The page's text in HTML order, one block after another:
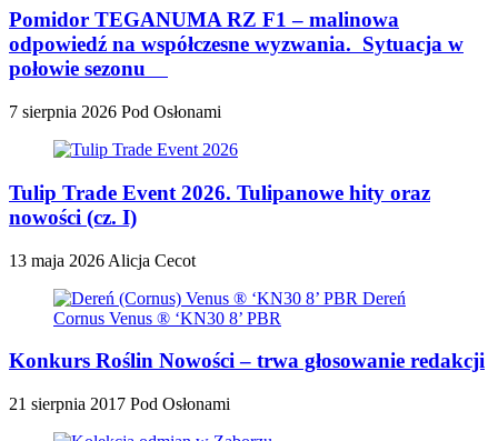
Pomidor TEGANUMA RZ F1 – malinowa
odpowiedź na współczesne wyzwania. Sytuacja w
połowie sezonu
7 sierpnia 2026 Pod Osłonami
Tulip Trade Event 2026. Tulipanowe hity oraz
nowości (cz. I)
13 maja 2026 Alicja Cecot
Konkurs Roślin Nowości – trwa głosowanie redakcji
21 sierpnia 2017 Pod Osłonami